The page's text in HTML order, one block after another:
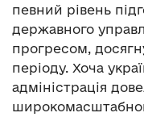
певний рівень
державного
прогресом,
періоду. Хоча
адміністрація